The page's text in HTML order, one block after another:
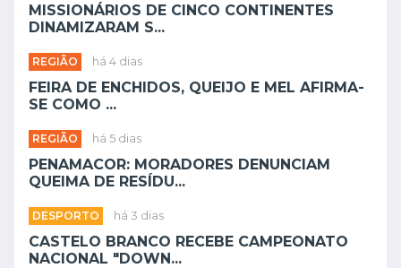
MISSIONÁRIOS DE CINCO CONTINENTES
DINAMIZARAM S...
REGIÃO há 4 dias
FEIRA DE ENCHIDOS, QUEIJO E MEL AFIRMA-
SE COMO ...
REGIÃO há 5 dias
PENAMACOR: MORADORES DENUNCIAM
QUEIMA DE RESÍDU...
DESPORTO há 3 dias
CASTELO BRANCO RECEBE CAMPEONATO
NACIONAL "DOWN...